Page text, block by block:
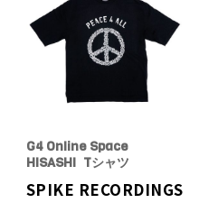
G4 Online Space
HISASHI Tシャツ
SPIKE RECORDINGS